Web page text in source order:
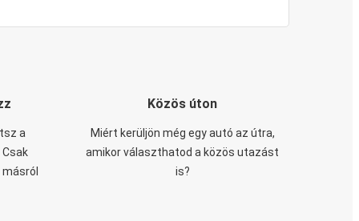
a
Közös úton
Miért kerüljön még egy autó az útra,
amikor választhatod a közös utazást
is?